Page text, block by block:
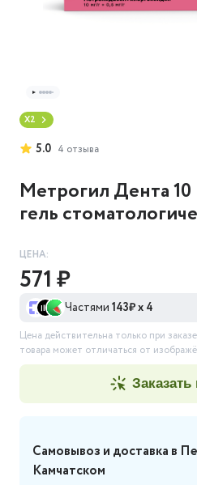
5.0 4 отзыва
Метрогил Дента 10
гель
X2
ЦЕНА:
571 ₽
Частями 143₽ х 4
Цена действительна только при
товара может отличаться от
Самовывоз и доставка в
Камчатском